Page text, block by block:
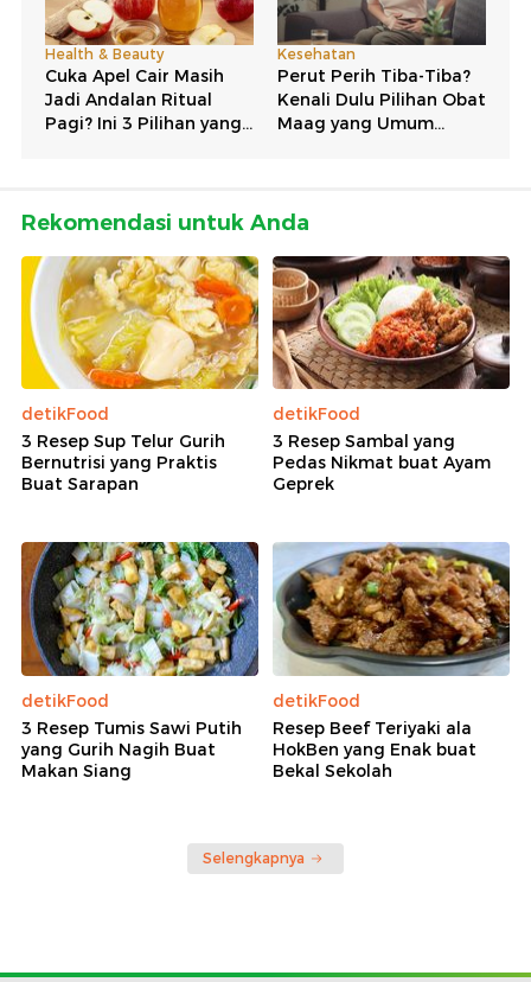
Rekomendasi untuk Anda
detikFood
3 Resep Sup Telur Gurih
Bernutrisi yang Praktis
Buat Sarapan
detikFood
3 Resep Sambal yang
Pedas Nikmat buat Ayam
Geprek
detikFood
3 Resep Tumis Sawi Putih
yang Gurih Nagih Buat
Makan Siang
detikFood
Resep Beef Teriyaki ala
HokBen yang Enak buat
Bekal Sekolah
Selengkapnya